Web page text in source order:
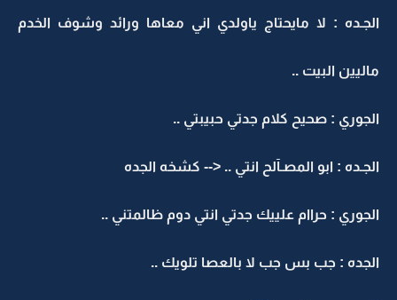
الجـده : لا مايحتاج ياولدي اني معاها ورائد وشوف الخدم
ماليين البيت ..
الجوري : صحيح كلام جدتي حبيبتي ..
الجـده : ابو المصـآلح انتي .. <-- كشخه الجده
الجوري : حراام علييك جدتي انتي دوم ظالمتني ..
الجده : جب بس جب لا بالعصا تلويك ..